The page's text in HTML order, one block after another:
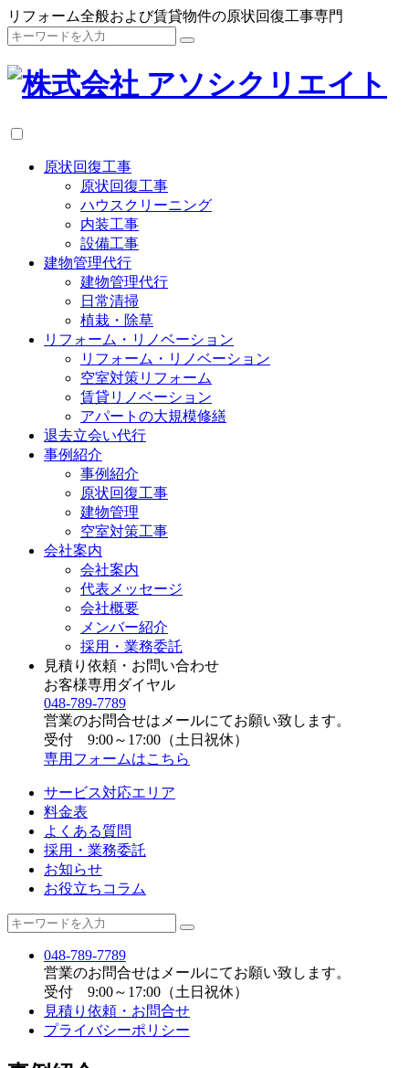
リフォーム全般および賃貸物件の原状回復工事専門
原状回復工事
原状回復工事
ハウスクリーニング
内装工事
設備工事
建物管理代行
建物管理代行
日常清掃
植栽・除草
リフォーム・リノベーション
リフォーム・リノベーション
空室対策リフォーム
賃貸リノベーション
アパートの大規模修繕
退去立会い代行
事例紹介
事例紹介
原状回復工事
建物管理
空室対策工事
会社案内
会社案内
代表メッセージ
会社概要
メンバー紹介
採用・業務委託
見積り依頼・お問い合わせ
お客様専用ダイヤル
048-789-7789
営業のお問合せはメールにてお願い致します。
受付 9:00～17:00（土日祝休）
専用フォームはこちら
サービス対応エリア
料金表
よくある質問
採用・業務委託
お知らせ
お役立ちコラム
048-789-7789
営業のお問合せはメールにてお願い致します。
受付 9:00～17:00（土日祝休）
見積り依頼・お問合せ
プライバシーポリシー